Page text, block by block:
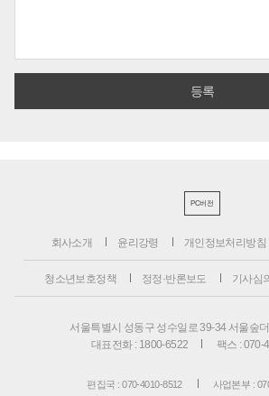
PC버전
회사소개 윤리강령 개인정보처리방침
청소년보호정책 정정·반론보도 기사심
서울특별시 성동구 성수일로 39-34 서울숲
대표전화 : 1800-6522
팩스 : 070-
편집국 : 070-4010-8512
사업본부 :